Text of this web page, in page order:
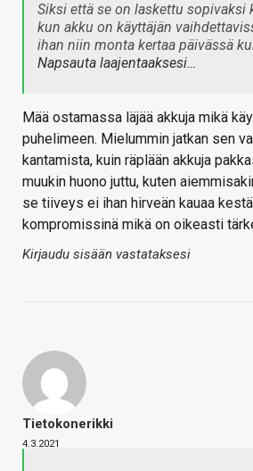
Siksi että se on laskettu sopivaksi
kun akku on käyttäjän
ihan niin monta kertaa päivässä
Napsauta laajentaaksesi…
Mää ostamassa läjää akkuja mikä
puhelimeen. Mielummin jatkan sen
kantamista, kuin räplään akkuja
muukin huono juttu, kuten
se tiiveys ei ihan hirveän kauaa
kompromissinä mikä on oikeasti
Kirjaudu sisään vastataksesi
Tietokonerikki
4.3.2021